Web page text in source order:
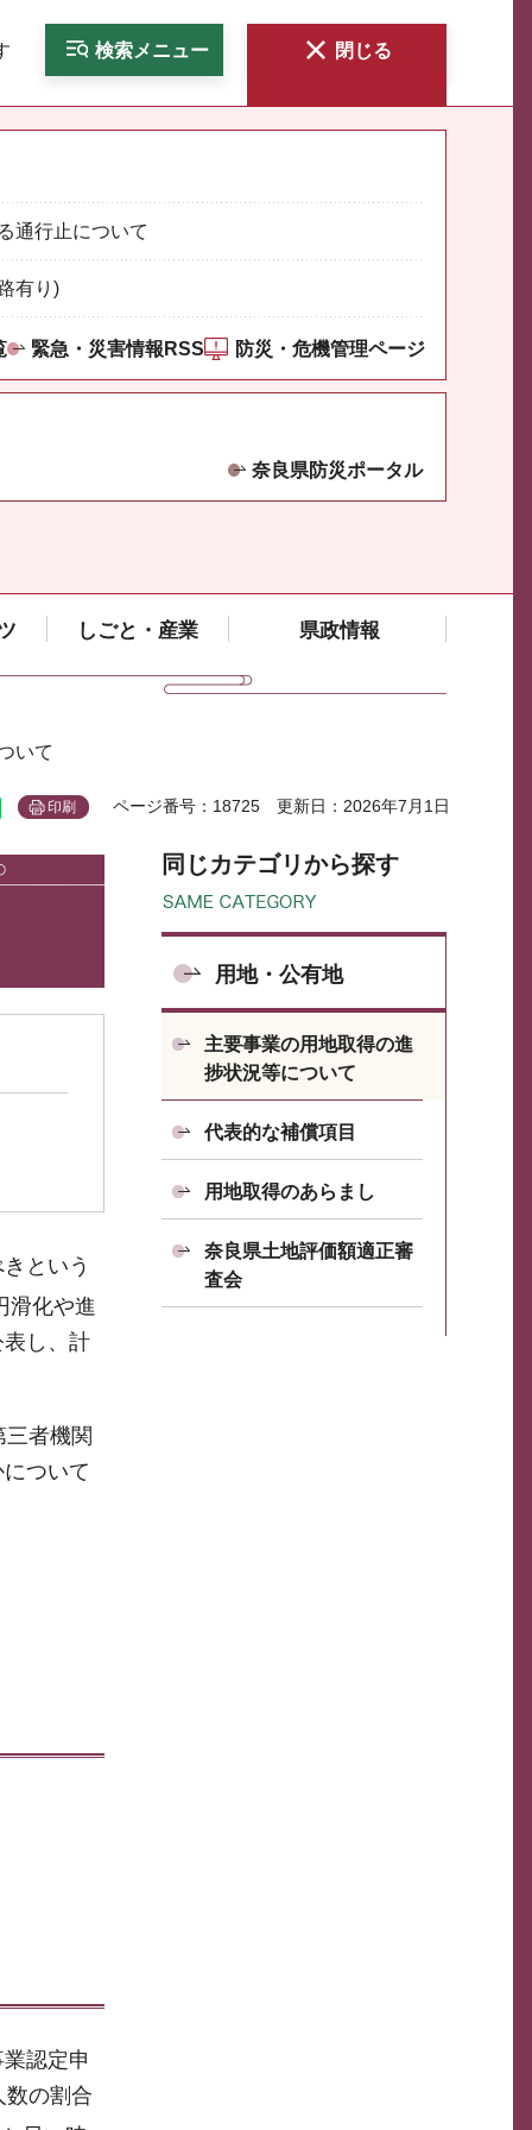
検索メニュー 閉じる
通行止について
有り)
緊急・災害情報RSS 防災・危機管理ページ
奈良県防災ポータル
しごと・産業 県政情報
いて
印刷 ページ番号：18725 更新日：2026年7月1日
という
滑化や進
し、計
者機関
ついて
認定申
数の割合
同じカテゴリから探す
用地・公有地
主要事業の用地取得の進
捗状況等について
代表的な補償項目
用地取得のあらまし
奈良県土地評価額適正審
査会